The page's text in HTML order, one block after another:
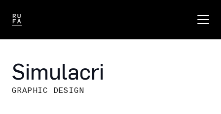
Simulacri
GRAPHIC DESIGN